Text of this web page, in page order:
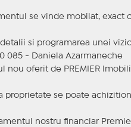
se vinde mobilat, exact
si programarea unei
085 - Daniela Azarmaneche
nou oferit de PREMIER
proprietate se poate
nostru financiar